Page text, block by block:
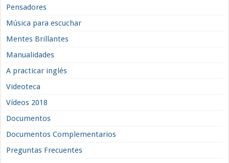
Pensadores
Música para escuchar
Mentes Brillantes
Manualidades
A practicar inglés
Videoteca
Vídeos 2018
Documentos
Documentos Complementarios
Preguntas Frecuentes